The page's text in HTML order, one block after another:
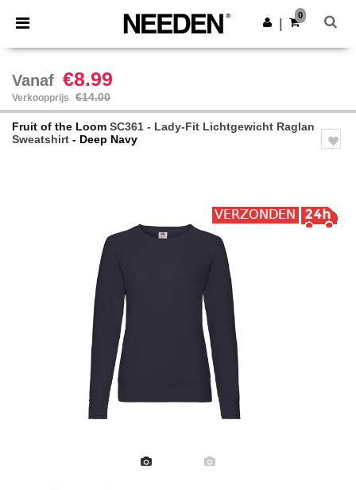
× Needen-app
Betere prijzen in de app!
Download app
0
Vanaf €8.99
Verkoopprijs €14.00
Fruit of the Loom SC361 - Lady-Fit Lichtgewicht Raglan
Sweatshirt - Deep Navy